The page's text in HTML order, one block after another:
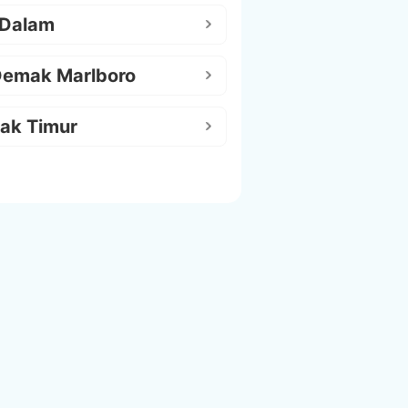
Marlboro
Timur